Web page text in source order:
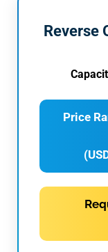
Reverse
Price